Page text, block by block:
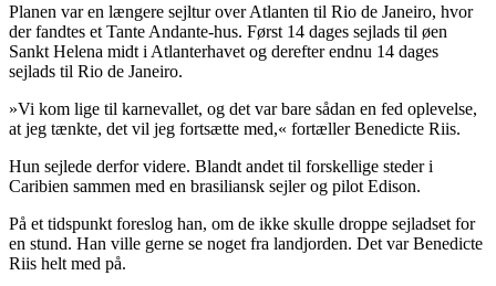
Planen var en længere sejltur over Atlanten til Rio de Janeiro, hvor
der fandtes et Tante Andante-hus. Først 14 dages sejlads til øen
Sankt Helena midt i Atlanterhavet og derefter endnu 14 dages
sejlads til Rio de Janeiro.
»Vi kom lige til karnevallet, og det var bare sådan en fed oplevelse,
at jeg tænkte, det vil jeg fortsætte med,« fortæller Benedicte Riis.
Hun sejlede derfor videre. Blandt andet til forskellige steder i
Caribien sammen med en brasiliansk sejler og pilot Edison.
På et tidspunkt foreslog han, om de ikke skulle droppe sejladset for
en stund. Han ville gerne se noget fra landjorden. Det var Benedicte
Riis helt med på.